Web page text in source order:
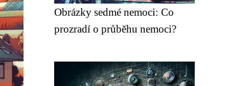
Obrázky sedmé nemoci: Co
prozradí o průběhu nemoci?